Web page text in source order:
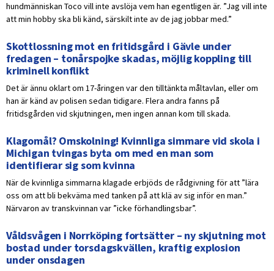
hundmänniskan Toco vill inte avslöja vem han egentligen är. ”Jag vill inte
att min hobby ska bli känd, särskilt inte av de jag jobbar med.”
Skottlossning mot en fritidsgård i Gävle under
fredagen – tonårspojke skadas, möjlig koppling till
kriminell konflikt
Det är ännu oklart om 17-åringen var den tilltänkta måltavlan, eller om
han är känd av polisen sedan tidigare. Flera andra fanns på
fritidsgården vid skjutningen, men ingen annan kom till skada.
Klagomål? Omskolning! Kvinnliga simmare vid skola i
Michigan tvingas byta om med en man som
identifierar sig som kvinna
När de kvinnliga simmarna klagade erbjöds de rådgivning för att ”lära
oss om att bli bekväma med tanken på att klä av sig inför en man.”
Närvaron av transkvinnan var ”icke förhandlingsbar”.
Våldsvågen i Norrköping fortsätter – ny skjutning mot
bostad under torsdagskvällen, kraftig explosion
under onsdagen